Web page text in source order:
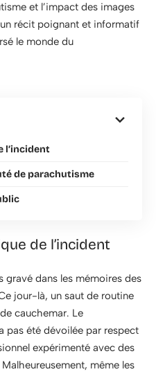
et l’impact des images
récit poignant et informatif
le monde du
l’incident
de parachutisme
de l’incident
gravé dans les mémoires des
jour-là, un saut de routine
cauchemar. Le
pas été dévoilée par respect
expérimenté avec des
même les